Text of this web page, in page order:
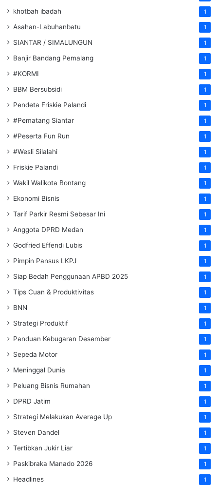
khotbah ibadah 1
Asahan-Labuhanbatu 1
SIANTAR / SIMALUNGUN 1
Banjir Bandang Pemalang 1
#KORMI 1
BBM Bersubsidi 1
Pendeta Friskie Palandi 1
#Pematang Siantar 1
#Peserta Fun Run 1
#Wesli Silalahi 1
Friskie Palandi 1
Wakil Walikota Bontang 1
Ekonomi Bisnis 1
Tarif Parkir Resmi Sebesar Ini 1
Anggota DPRD Medan 1
Godfried Effendi Lubis 1
Pimpin Pansus LKPJ 1
Siap Bedah Penggunaan APBD 2025 1
Tips Cuan & Produktivitas 1
BNN 1
Strategi Produktif 1
Panduan Kebugaran Desember 1
Sepeda Motor 1
Meninggal Dunia 1
Peluang Bisnis Rumahan 1
DPRD Jatim 1
Strategi Melakukan Average Up 1
Steven Dandel 1
Tertibkan Jukir Liar 1
Paskibraka Manado 2026 1
Headlines 1